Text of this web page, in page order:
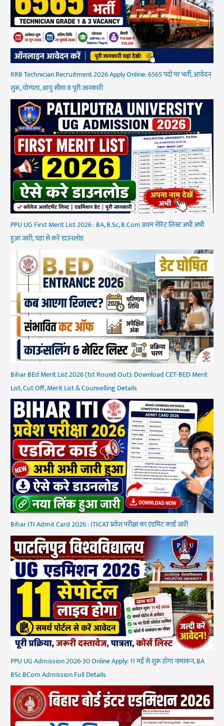
RRB Technician Recruitment 2026 Apply Online: 6565 पदों पर भर्ती, आवेदन
शुरू, योग्यता, आयु सीमा व पूरी जानकारी
PPU UG First Merit List 2026 : BA, B.Sc, B.Com प्रथम मेरिट लिस्ट अभी अभी
हुआ जारी, यहां से करें डाउनलोड
Bihar BEd Merit List 2026 (1st Round Out): Download CET-BED Merit
List, Cut Off, Merit List & Counselling Details
Bihar ITI Admit Card 2026 : ITICAT प्रवेश परीक्षा का एडमिट कार्ड जारी
PPU UG Admission 2026-30 Online Apply: 11 मई से शुरू होगा नामांकन, BA
BSc BCom Admission Full Details